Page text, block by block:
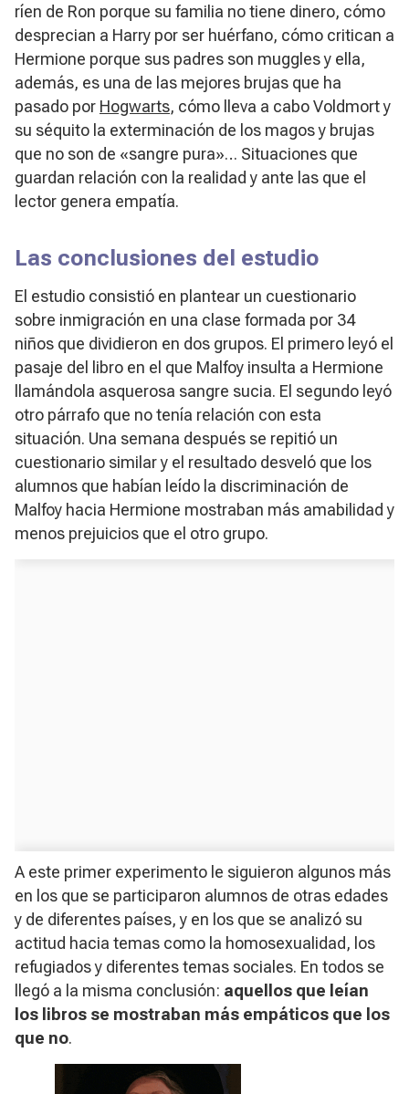
ríen de Ron porque su familia no tiene dinero, cómo
desprecian a Harry por ser huérfano, cómo critican a
Hermione porque sus padres son mugglesy ella,
además, es una de las mejores brujas que ha
pasado por Hogwarts, cómo lleva a cabo Voldmort y
su séquito la exterminación de los magos y brujas
que no son de «sangre pura»… Situaciones que
guardan relación con la realidad y ante las que el
lector genera empatía.
Las conclusiones del estudio
El estudio consistió en plantear un cuestionario
sobre inmigración en una clase formada por 34
niños que dividieron en dos grupos. El primero leyó el
pasaje del libro en el que Malfoy insulta a Hermione
llamándola asquerosa sangre sucia. El segundo leyó
otro párrafo que no tenía relación con esta
situación. Una semana después se repitió un
cuestionario similar y el resultado desveló que los
alumnos que habían leído la discriminación de
Malfoy hacia Hermione mostraban más amabilidad y
menos prejuicios que el otro grupo.
A este primer experimento le siguieron algunos más
en los que se participaron alumnos de otras edades
y de diferentes países, y en los que se analizó su
actitud hacia temas como la homosexualidad, los
refugiados y diferentes temas sociales. En todos se
llegó a la misma conclusión: aquellos que leían
los libros se mostraban más empáticos que los
que no.